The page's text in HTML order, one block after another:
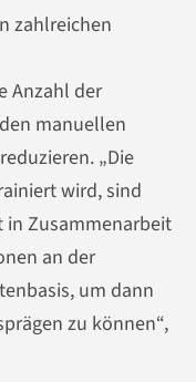
zahlreichen
Anzahl der
manuellen
„Die
wird, sind
in Zusammenarbeit
an der
um dann
zu können“,